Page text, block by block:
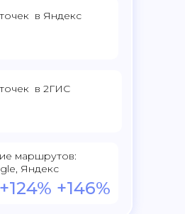
в 2ГИС
в Яндекс
+124% +146%
маршрутов:
Яндекс